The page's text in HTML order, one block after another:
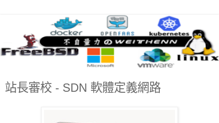
站長審校 - SDN 軟體定義網路